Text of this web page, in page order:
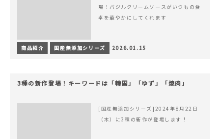
場！バジルクリームソースがいつもの食
卓を華やかにしてくれます
商品紹介 国産無添加シリーズ 2026.01.15
3種の新作登場！キーワードは「韓国」「ゆず」「焼肉」
[国産無添加シリーズ]2024年8月22日
（木）に3種の新作が登場します！